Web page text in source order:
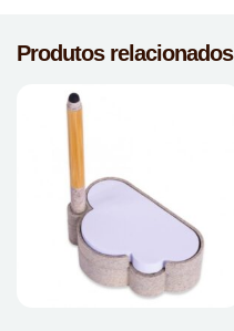
Produtos relacionados